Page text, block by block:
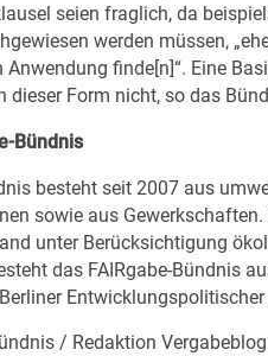
seien fraglich, da
werden müssen,
Anwendung finde[n]“. Eine
dieser Form nicht, so das
Bündnis
besteht seit 2007 aus
sowie aus
unter Berücksichtigung
das FAIRgabe-Bündnis
/ Redaktion